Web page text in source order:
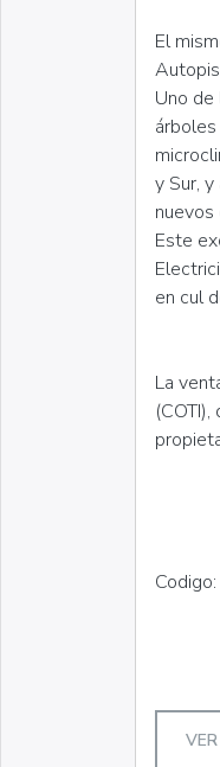
El
Uno
y Sur,
Este
en cul
La